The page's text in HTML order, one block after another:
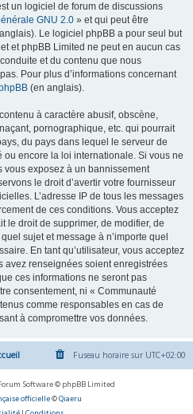
un logiciel de forum de discussions
GNU 2.0 » et qui peut être
Le logiciel phpBB a pour seul but
et phpBB Limited ne peut en aucun cas
et du contenu que nous
Pour plus d’informations concernant
(en anglais).
à caractère abusif, obscène,
pornographique, etc. qui pourrait
du pays dans lequel le serveur de
encore la loi internationale. Si vous ne
vous exposez à un bannissement
le droit d’avertir votre fournisseur
L’adresse IP de tous les messages
de ces conditions. Vous acceptez
le droit de supprimer, de modifier, de
sujet et message à n’importe quel
En tant qu’utilisateur, vous acceptez
avez renseignées soient enregistrées
ces informations ne seront pas
consentement, ni « Communauté
comme responsables en cas de
à compromettre vos données.
Fuseau horaire sur UTC+02:00
Software © phpBB Limited
officielle©Qiaeru